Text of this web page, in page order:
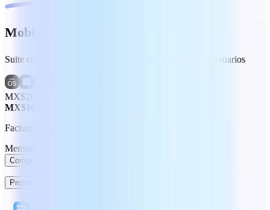
MobiOffice Multi-user
Suite completa de herramientas de edición ofimática, 6 usuarios
MX$209.00
MX$100.64
Facturación anual
Mensual
Comprar
Probar 7 días gratis